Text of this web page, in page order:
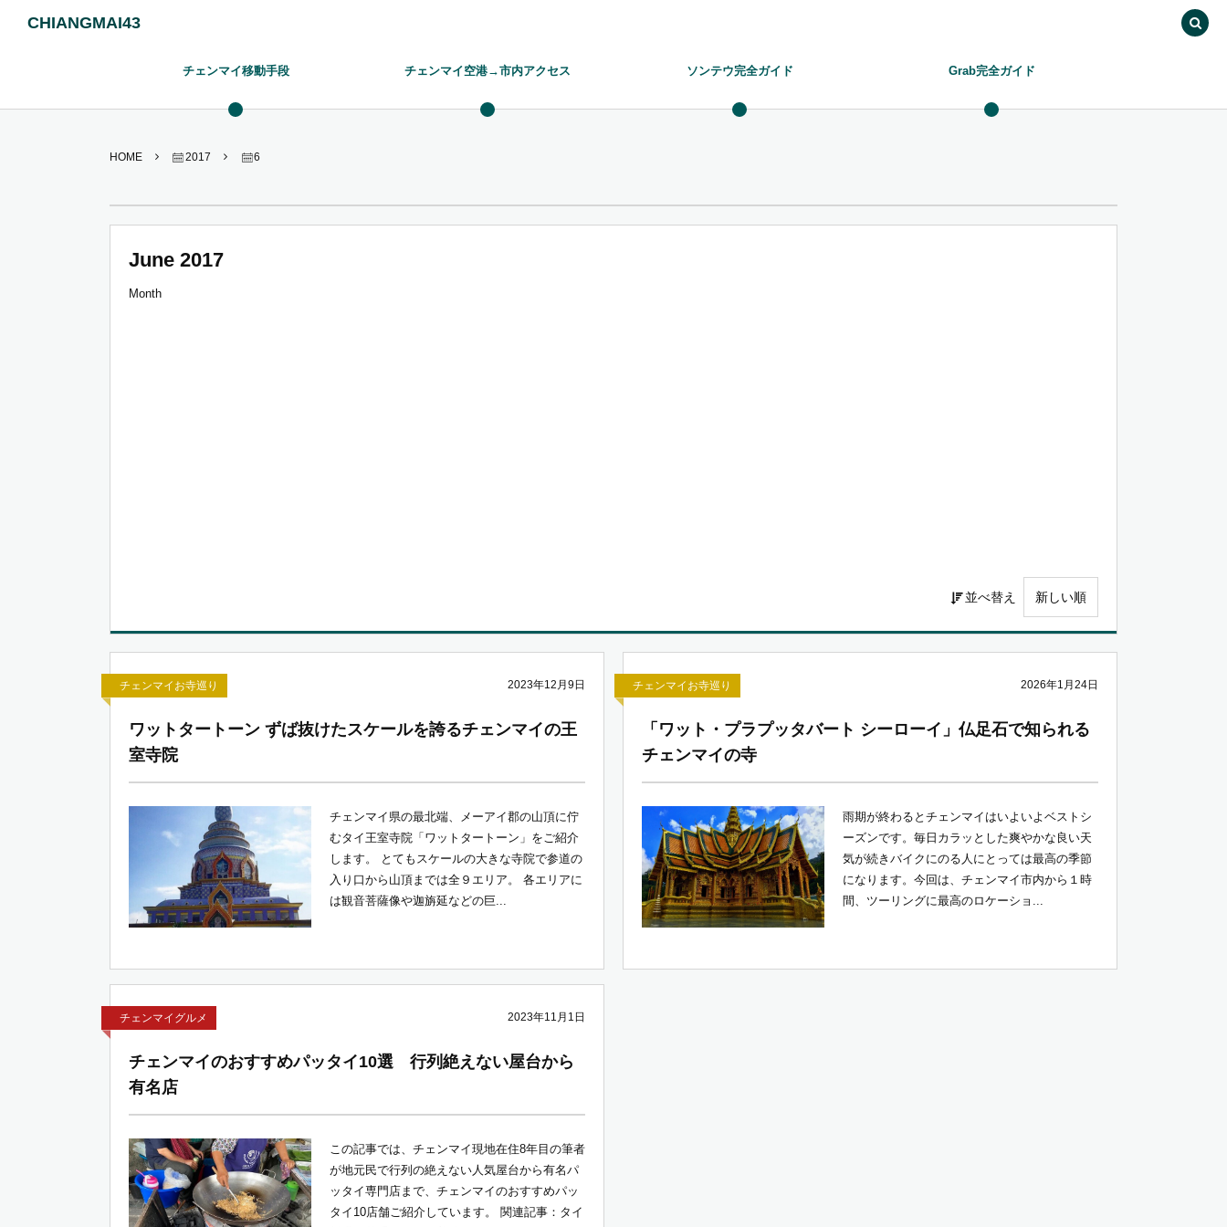
CHIANGMAI43
チェンマイ移動手段 チェンマイ空港→市内アクセス ソンテウ完全ガイド Grab完全ガイド
HOME 2017 6
June 2017
Month
並べ替え
チェンマイお寺巡り 2023年12月9日
ワットタートーン ずば抜けたスケールを誇るチェンマイの王
室寺院
チェンマイ県の最北端、メーアイ郡の山頂に佇
むタイ王室寺院「ワットタートーン」をご紹介
します。 とてもスケールの大きな寺院で参道の
入り口から山頂までは全９エリア。 各エリアに
は観音菩薩像や迦旃延などの巨...
チェンマイお寺巡り 2026年1月24日
「ワット・プラプッタバート シーローイ」仏足石で知られる
チェンマイの寺
雨期が終わるとチェンマイはいよいよベストシ
ーズンです。毎日カラッとした爽やかな良い天
気が続きバイクにのる人にとっては最高の季節
になります。今回は、チェンマイ市内から１時
間、ツーリングに最高のロケーショ...
チェンマイグルメ 2023年11月1日
チェンマイのおすすめパッタイ10選 行列絶えない屋台から
有名店
この記事では、チェンマイ現地在住8年目の筆者
が地元民で行列の絶えない人気屋台から有名パ
ッタイ専門店まで、チェンマイのおすすめパッ
タイ10店舗ご紹介しています。 関連記事：タイ